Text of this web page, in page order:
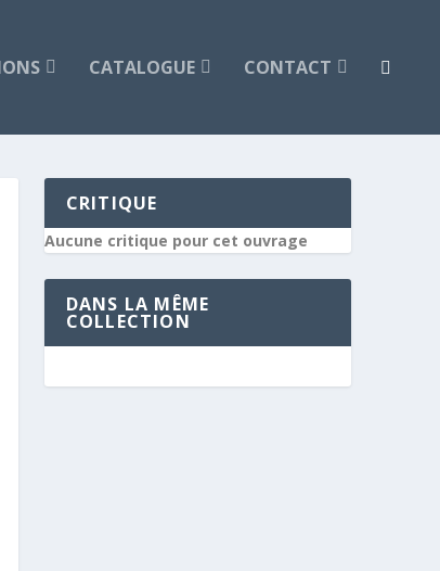
CATALOGUE CONTACT
CRITIQUE
Aucune critique pour cet ouvrage
DANS LA MÊME
COLLECTION